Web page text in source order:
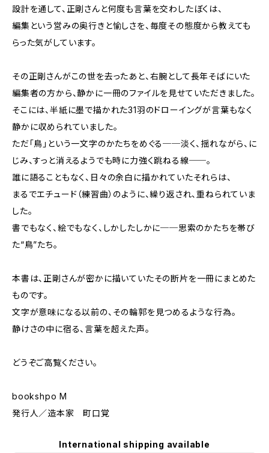
設計を通して、正剛さんと何度も言葉を交わしたぼくは、
編集という営みの奥行きと愉しさを、毎度その態度から教えても
らった気がしています。
その正剛さんがこの世を去ったあと、右腕として長年そばにいた
編集者の方から、静かに一冊のファイルを見せていただきました。
そこには、半紙に墨で描かれた31羽のドローイングが言葉もなく
静かに収められていました。
ただ「鳥」という一文字のかたちをめぐる──淡く、揺れながら、に
じみ、すっと消えるようでも時に力強く跳ねる線──。
誰に語ることもなく、日々の余白に描かれていたそれらは、
まるでエチュード（練習曲）のように、繰り返され、重ねられていま
した。
書でもなく、絵でもなく、しかしたしかに──思索のかたちを帯び
た“鳥”たち。
本書は、正剛さんが密かに描いていたその断片を一冊にまとめた
ものです。
文字が意味になる以前の、その輪郭を見つめるような行為。
静けさの中に宿る、言葉を超えた声。
どうぞご高覧ください。
bookshpo M
発行人／造本家 町口覚
International shipping available